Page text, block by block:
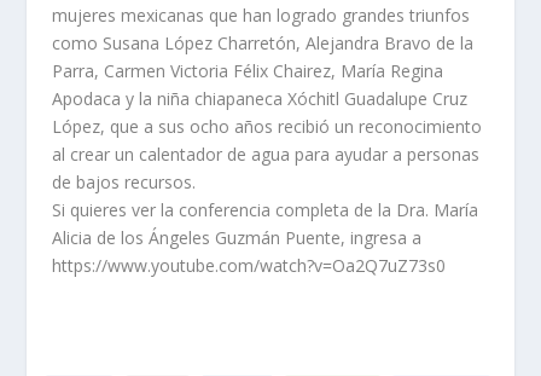
mujeres mexicanas que han logrado grandes triunfos
como Susana López Charretón, Alejandra Bravo de la
Parra, Carmen Victoria Félix Chairez, María Regina
Apodaca y la niña chiapaneca Xóchitl Guadalupe Cruz
López, que a sus ocho años recibió un reconocimiento
al crear un calentador de agua para ayudar a personas
de bajos recursos.
Si quieres ver la conferencia completa de la Dra. María
Alicia de los Ángeles Guzmán Puente, ingresa a
https://www.youtube.com/watch?v=Oa2Q7uZ73s0